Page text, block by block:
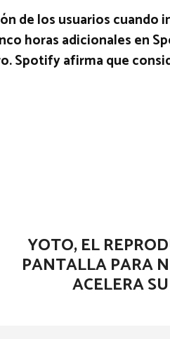
de los usuarios cuando
horas adicionales en
Spotify afirma que
YOTO, EL
PANTALLA PARA
ACELERA